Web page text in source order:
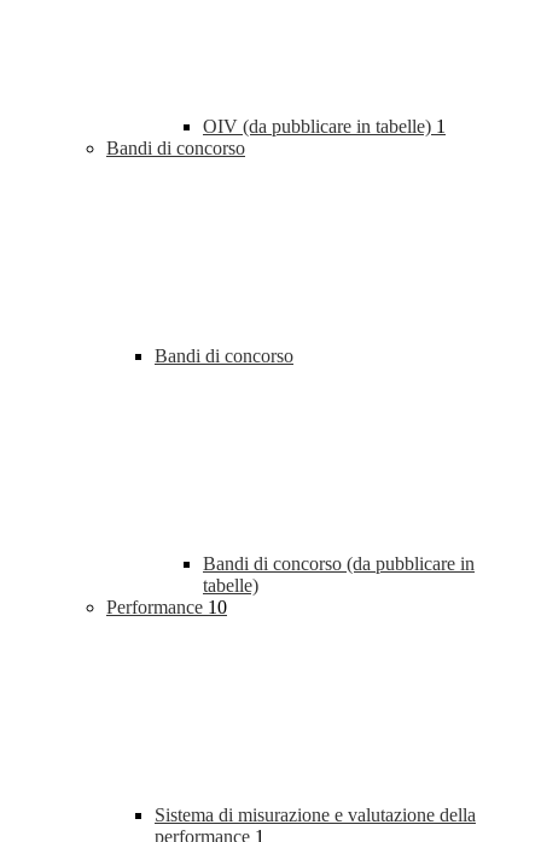
OIV (da pubblicare in tabelle) 1
Bandi di concorso
Bandi di concorso
Bandi di concorso (da pubblicare in
tabelle)
Performance 10
Sistema di misurazione e valutazione della
performance 1